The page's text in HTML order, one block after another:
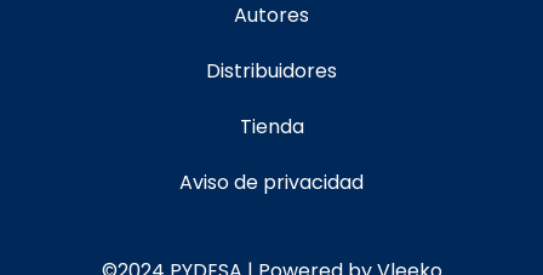
Autores
Distribuidores
Tienda
Aviso de privacidad